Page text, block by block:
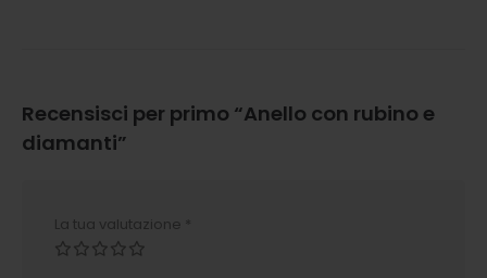
Recensisci per primo “Anello con rubino e
diamanti”
La tua valutazione *